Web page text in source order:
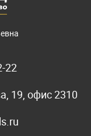
22
19, офис 2310